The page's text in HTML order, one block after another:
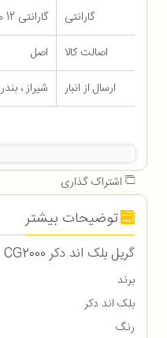
گارانتی
گارانتی 12 ماه شرکتی
اصالت کالا
اصل
ارسال از انبار
شیراز ، بندر
اشتراک گذاری
توضیحات بیشتر
گریل بلک اند دکر CG2000
برند
بلک اند دکر
رنگ